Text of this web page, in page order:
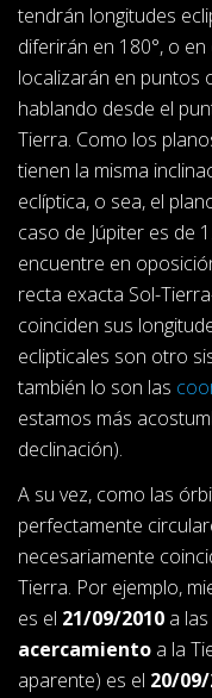
tendrán longitudes
diferirán en 180°, o
localizarán en puntos
hablando desde el
Tierra. Como los
tienen la misma
eclíptica, o sea, el
caso de Júpiter es de
encuentre en
recta exacta Sol-
coinciden sus
eclipticales son otro
también lo son las
estamos más
declinación).
A su vez, como las
perfectamente
necesariamente
Tierra. Por ejemplo,
es el 21/09/2010 a
acercamiento a la
aparente) es el 20/